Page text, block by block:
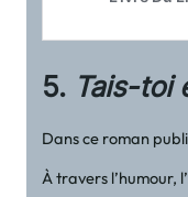
5. Tais-toi
Dans ce roman
À travers l’humour,